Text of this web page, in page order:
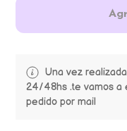
Una vez
24/48hs .te vamos a
pedido por mail